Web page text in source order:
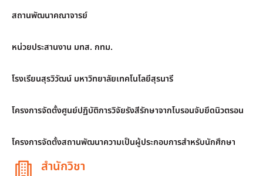
สถานพัฒนาคณาจารย์
หน่วยประสานงาน มทส. กทม.
โรงเรียนสุรวิวัฒน์ มหาวิทยาลัยเทคโนโลยีสุรนารี
โครงการจัดตั้งศูนย์ปฏิบัติการวิจัยรังสีรักษาจากโบรอนจับยึดนิวตรอน
โครงการจัดตั้งสถานพัฒนาความเป็นผู้ประกอบการสำหรับนักศึกษา
สำนักวิชา